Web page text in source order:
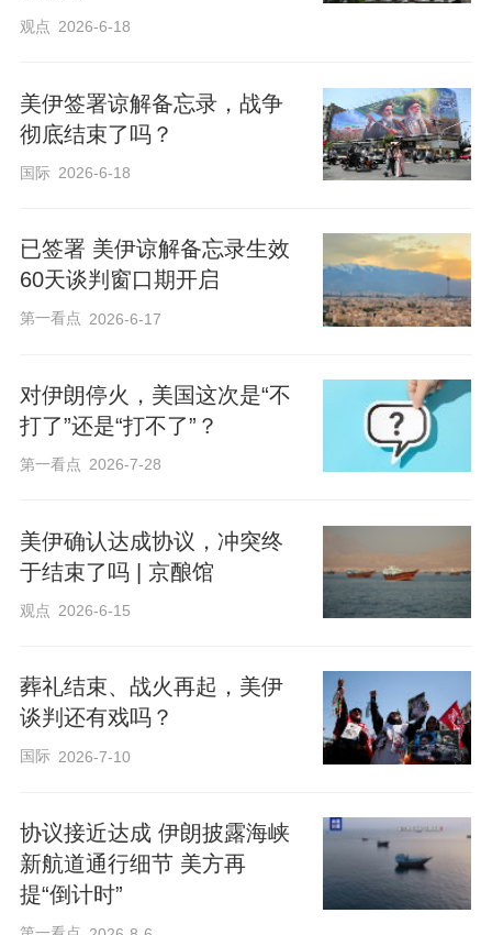
观点 2026-6-18
美伊签署谅解备忘录，战争
彻底结束了吗？
国际 2026-6-18
已签署 美伊谅解备忘录生效
60天谈判窗口期开启
第一看点 2026-6-17
对伊朗停火，美国这次是“不
打了”还是“打不了”？
第一看点 2026-7-28
美伊确认达成协议，冲突终
于结束了吗 | 京酿馆
观点 2026-6-15
葬礼结束、战火再起，美伊
谈判还有戏吗？
国际 2026-7-10
协议接近达成 伊朗披露海峡
新航道通行细节 美方再
提“倒计时”